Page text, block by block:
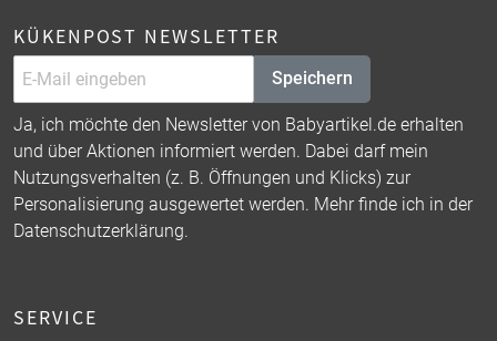
KÜKENPOST NEWSLETTER
Speichern
Ja, ich möchte den Newsletter von Babyartikel.de erhalten
und über Aktionen informiert werden. Dabei darf mein
Nutzungsverhalten (z. B. Öffnungen und Klicks) zur
Personalisierung ausgewertet werden. Mehr finde ich in der
Datenschutzerklärung.
SERVICE